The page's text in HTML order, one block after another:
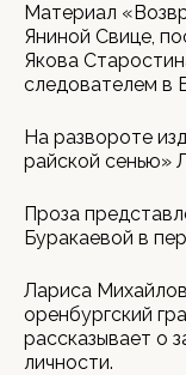
Материал
Яниной Свице,
Якова
следователем в
На развороте
райской сенью»
Проза
Буракаевой в
Лариса
оренбургский
рассказывает о
личности.